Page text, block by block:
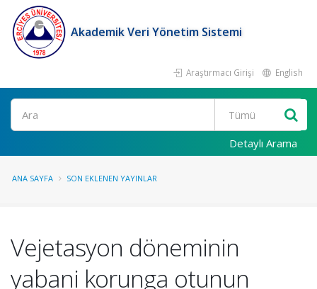
Akademik Veri Yönetim Sistemi
Araştırmacı Girişi English
Ara
Detaylı Arama
ANA SAYFA SON EKLENEN YAYINLAR
Vejetasyon döneminin
yabani korunga otunun